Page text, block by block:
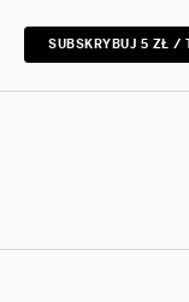
SUBSKRYBUJ 5 ZŁ /